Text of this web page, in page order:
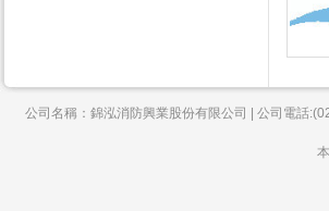
公司名稱：錦泓消防興業股份有限公司 | 公司電話